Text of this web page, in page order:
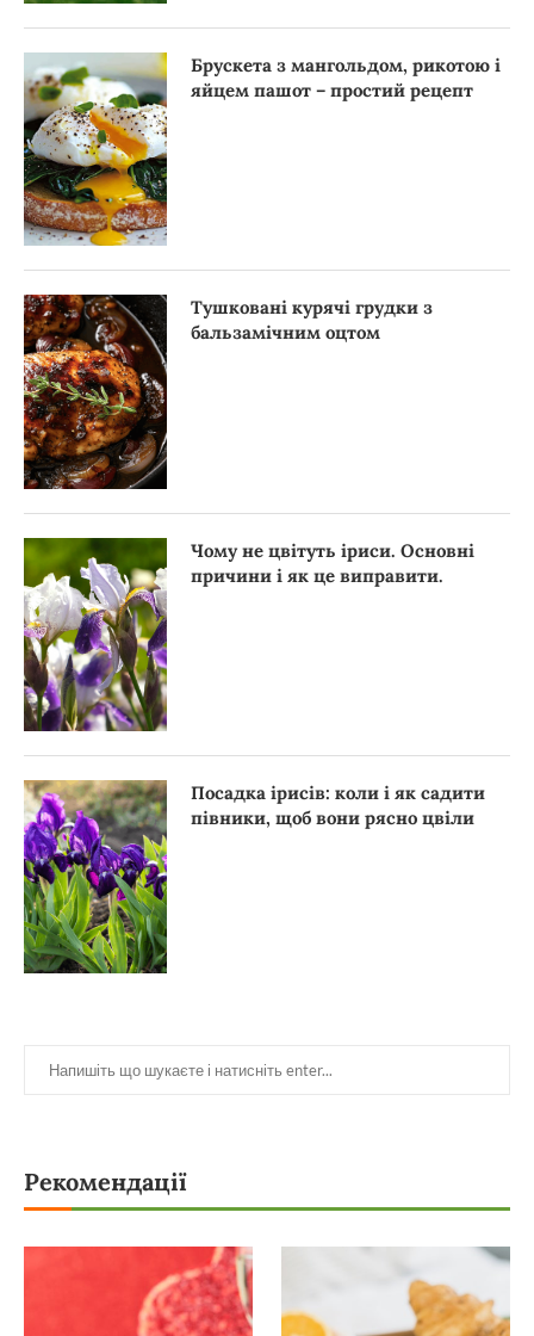
Рекомендації
Брускета з мангольдом, рикотою і
яйцем пашот – простий рецепт
Тушковані курячі грудки з
бальзамічним оцтом
Чому не цвітуть іриси. Основні
причини і як це виправити.
Посадка ірисів: коли і як садити
півники, щоб вони рясно цвіли